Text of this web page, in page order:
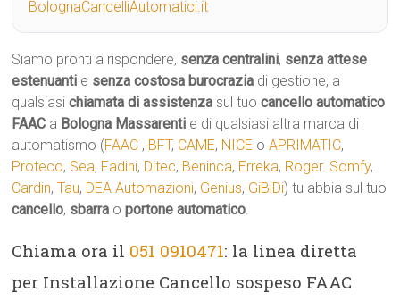
BolognaCancelliAutomatici.it
Siamo pronti a rispondere, senza centralini, senza attese
estenuanti e senza costosa burocrazia di gestione, a
qualsiasichiamata di assistenza sul tuocancello automatico
FAAC a Bologna Massarenti e di qualsiasi altra marca di
automatismo (FAAC , BFT, CAME, NICE oAPRIMATIC,
Proteco, Sea, Fadini, Ditec, Beninca, Erreka, Roger. Somfy,
Cardin,Tau, DEA Automazioni, Genius, GiBiDi) tu abbia sul tuo
cancello, sbarra oportone automatico.
Chiama ora il 051 0910471: la linea diretta
per Installazione Cancello sospeso FAAC